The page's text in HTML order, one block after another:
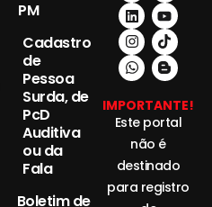
PM
Cadastro
de
Pessoa
Surda, de
PcD
Auditiva
ou da
Fala
Boletim de
IMPORTANTE!
Este portal
não é
destinado
para registro